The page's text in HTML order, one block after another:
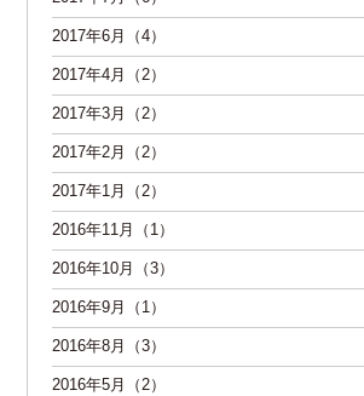
2017年6月（4）
2017年4月（2）
2017年3月（2）
2017年2月（2）
2017年1月（2）
2016年11月（1）
2016年10月（3）
2016年9月（1）
2016年8月（3）
2016年5月（2）